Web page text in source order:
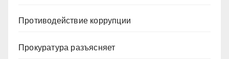
Противодействие коррупции
Прокуратура разъясняет